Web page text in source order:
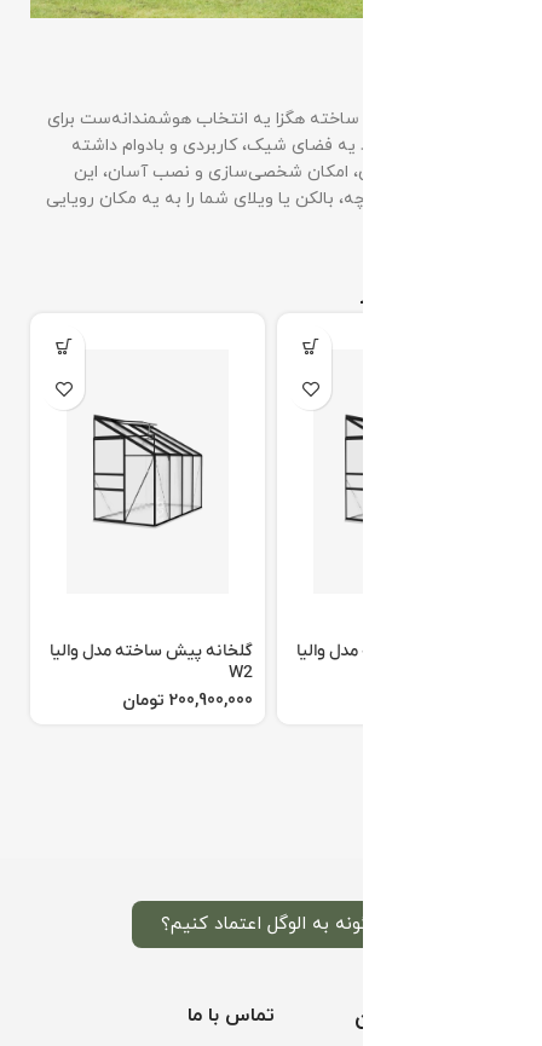
آلاچیق گلخانه پیش ساخته هگزا یه انتخاب هوشمندانه‌ست برای
کسایی که می‌خواهند یه فضای شیک، کاربردی و بادوام داشته
باشند. با طراحی مدرن، امکان شخصی‌سازی و نصب آسان، این
محصول می‌تواند باغچه، بالکن یا ویلای شما را به یه مکان رویایی
محصولات مرتبط
گلخانه پیش ساخته مدل والیا
گلخانه پیش ساخته مدل والیا
W2
تومان
چگونه به الوگل اعتماد کنیم؟
خدمات مشتریان تماس با ما